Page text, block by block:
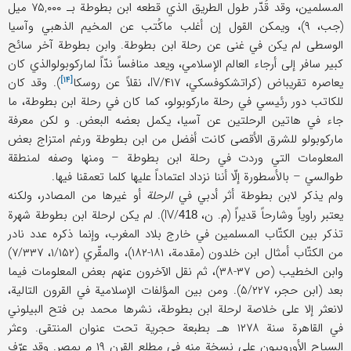
المسلمین، وقد قُدّر طول الطریق الذي قطعه ابن بطوطة بـ ۷۵,۰۰۰ میل
(جب، ۹)، ویمکن القول إن أغلب ماکُتب عن المخیم الذهبي وآسیا
الوسطی لم یکن في غنی عن رحلة ابن بطوطة. وابن بطوطة آخر سائح
کبیر سافر إلی أرجاء العالم الإسلامي، ویعد منافساً ندّاً لمارکوبولوالذي کان
یعاصره تقریباض (کراتشکوفسکي، IV/۴۱۷، نقلاً عن
روسکا[۱۴]
). وقد کان
للکاتب دور رئیسي في رحلة مارکوبولو، کما کان في رحلة ابن بطوطة، ما
جاء في هاتین الرحلتین عن آسیا، یکمل بعضه البعض. و لکن معرفة
مارکوبولو للشرق الأقصی کانت أفضل من ابن بطوطة ورغم امتزاج بعض
المعلومات التي وردت في رحلة ابن بطوطة – ومنها وصفه لمنطقة
طوالسي – بالأسطورة إلّا أننا نزداد اعتماداً علیها کلما تعمقنا فیها.
ولم یذکر لابن بطوطة أثر أدبي فيالرحلةأو غیرها من المصادر، ولکنه
یعتبر راویاً وشارحاً قدیراً (م. ن، IV/418
). لم یکن لرحلة ابن بطوطة شهرة
تذکر بین الکتّاب المسلمین في خارج بلاد المغرب، وإنما ذکره عدد نادر
من الکتّاب أمثال ابن خلدون (مقدمة، ۱۸۱-۱۸۲)، والمقّري (۱/۱۵۲، ۷/۳۳۷)
وابن الخطیب (ص ۳۷-۳۸)، ثم نقل الآخرون عنهم بعض المعلومات فیما
بعد (ابن حجر، ۵/۲۲۷). ومن بین المؤلفات الإسلامیة في القرون التالیة،
لانعثر إلا علی خلاصة لرحلة ابن بطوطة، نشرها محمد بن فتح البیلوني
في القاهرة سنة ۱۲۷۸ هـ بطبعة حجریة تحت عنوان المنتقی. وعثر
السیاح الأوروبیون علی نسخة منه في مطلع القرن ۱۹ م بمصر. وقد عرّف